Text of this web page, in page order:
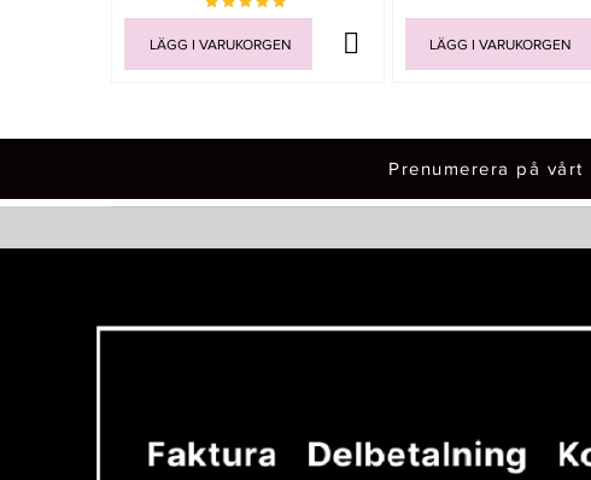
LÄGG I VARUKORGEN LÄGG I VARUKORGEN
Prenumerera på vårt